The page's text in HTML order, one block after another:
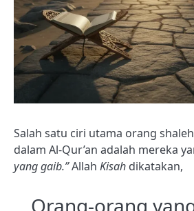
Salah satu ciri utama orang
dalam Al-Qur’an adalah mereka
yang gaib.”Allah Kisah dikatakan,
Orang-orang